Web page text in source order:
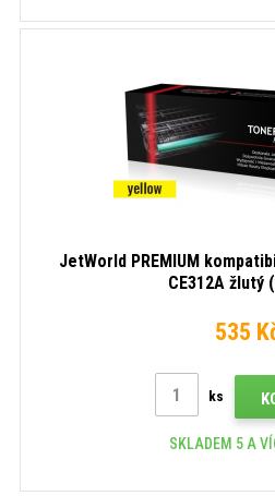
JetWorld PREMIUM
CE312A žlutý
535
ks
SKLADEM 5 A